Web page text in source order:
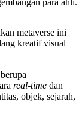
metaverse ini
kreatif visual
real-time dan
objek, sejarah,